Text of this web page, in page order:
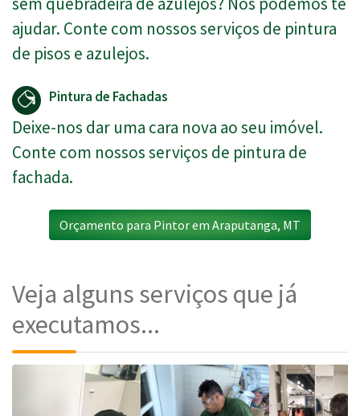
ajudar. Conte com nossos serviços de pintura
de pisos e azulejos.
Pintura de Fachadas
Deixe-nos dar uma cara nova ao seu imóvel.
Conte com nossos serviços de pintura de
fachada.
Orçamento para Pintor em Araputanga, MT
Veja alguns serviços que já
executamos...